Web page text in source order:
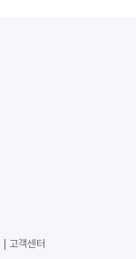
고객센터